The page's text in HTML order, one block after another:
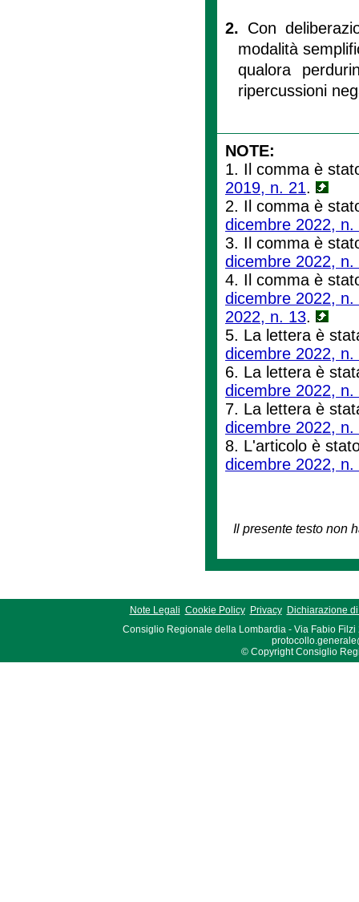
2. Con
modalità
qualora
ripercussioni
NOTE:
1. Il comma è
2019, n. 21.
2. Il comma è
dicembre 2022, n.
3. Il comma è
dicembre 2022, n.
4. Il comma è
dicembre 2022, n.
2022, n. 13.
5. La lettera è
dicembre 2022, n.
6. La lettera è
dicembre 2022, n.
7. La lettera è
dicembre 2022, n.
8. L'articolo è
dicembre 2022, n.
Il presente testo non
Note Legali Cookie Policy Privacy
Dichiarazione
Consiglio Regionale della Lombardia - Via Fabio Filzi
© Copyright Consiglio